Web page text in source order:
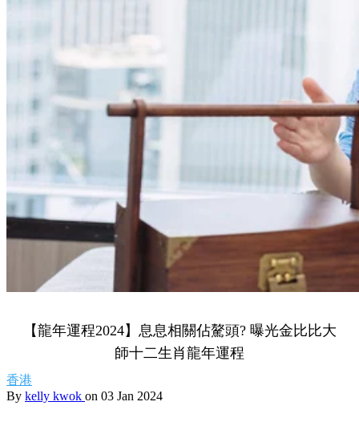
【龍年運程2024】息息相關佔驁頭? 曝光金比比大
師十二生肖龍年運程
香港
By kelly kwok on 03 Jan 2024